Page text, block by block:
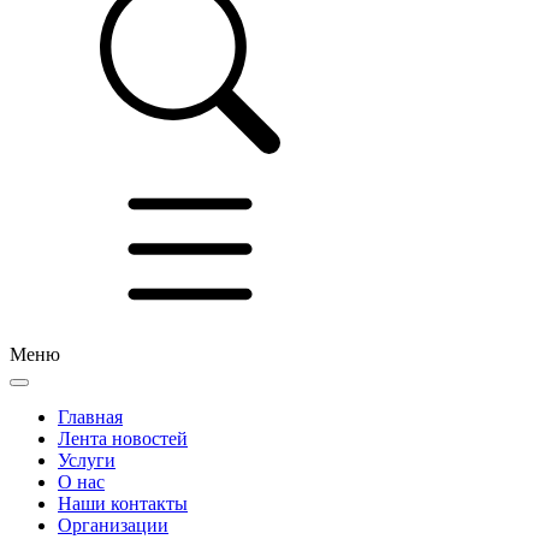
Меню
Главная
Лента новостей
Услуги
О нас
Наши контакты
Организации